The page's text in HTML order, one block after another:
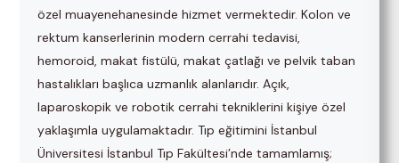
özel muayenehanesinde hizmet vermektedir. Kolon ve
rektum kanserlerinin modern cerrahi tedavisi,
hemoroid, makat fistülü, makat çatlağı ve pelvik taban
hastalıkları başlıca uzmanlık alanlarıdır. Açık,
laparoskopik ve robotik cerrahi tekniklerini kişiye özel
yaklaşımla uygulamaktadır. Tıp eğitimini İstanbul
Üniversitesi İstanbul Tıp Fakültesi’nde tamamlamış;